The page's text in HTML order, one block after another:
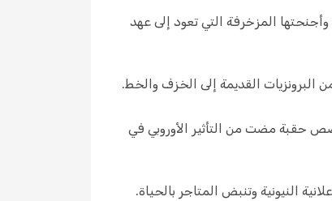
المزخرفة التي تعود إلى عهد
القديمة إلى الخزف والخط.
حقبة مضت من التأثير الأوروبي في
النيونية وتنبض المتاجر بالحياة.